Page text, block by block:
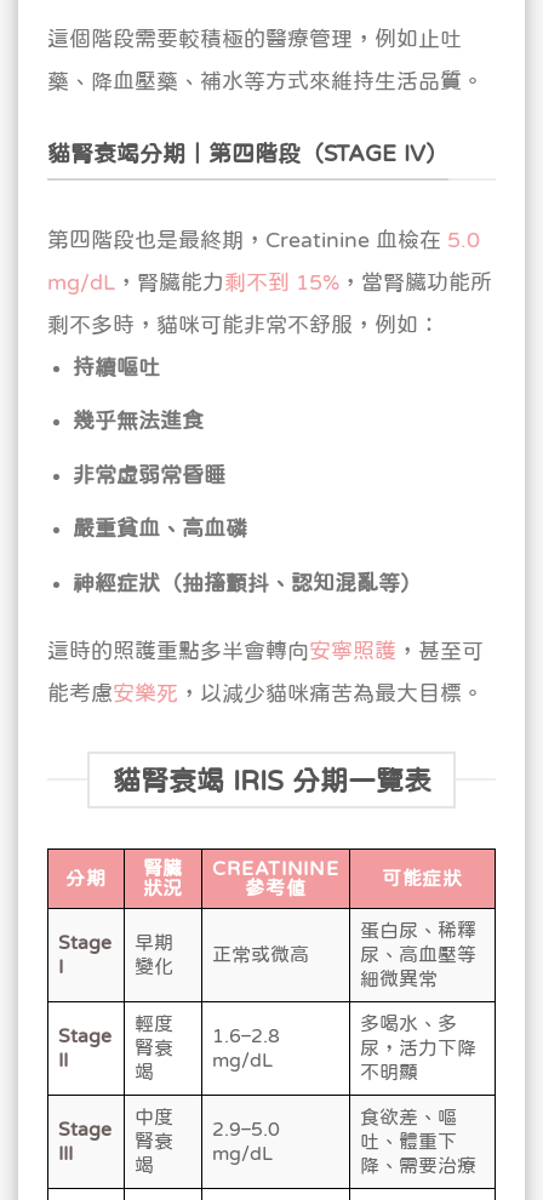
這個階段需要較積極的醫療管理，例如止吐
藥、降血壓藥、補水等方式來維持生活品質。
貓腎衰竭分期｜第四階段（STAGE IV）
第四階段也是最終期，Creatinine 血檢在 5.0
mg/dL ，腎臟能力剩不到 15% ，當腎臟功能所
剩不多時，貓咪可能非常不舒服，例如：
持續嘔吐
幾乎無法進食
非常虛弱常昏睡
嚴重貧血、高血磷
神經症狀（抽搐顫抖、認知混亂等）
這時的照護重點多半會轉向安寧照護 ，甚至可
能考慮安樂死 ，以減少貓咪痛苦為最大目標。
貓腎衰竭 IRIS 分期一覽表
分期
腎臟
狀況
CREATININE
參考值
可能症狀
Stage
早期
變化
正常或微高
蛋白尿、稀釋
尿、高血壓等
細微異常
Stage
輕度
腎衰
竭
1.6–2.8
mg/dL
多喝水、多
尿，活力下降
不明顯
Stage
中度
腎衰
竭
2.9–5.0
mg/dL
食欲差、嘔
吐、體重下
降、需要治療